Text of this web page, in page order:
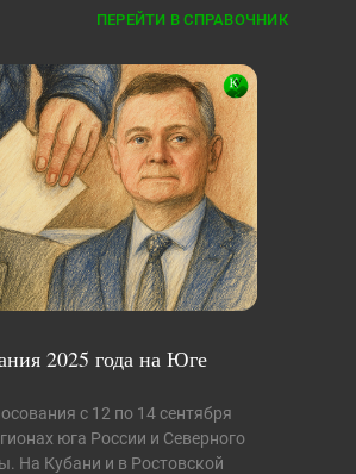
ПЕРЕЙТИ В СПРАВОЧНИК
2025 года на Юге
с 12 по 14 сентября
юга России и Северного
На Кубани и в Ростовской